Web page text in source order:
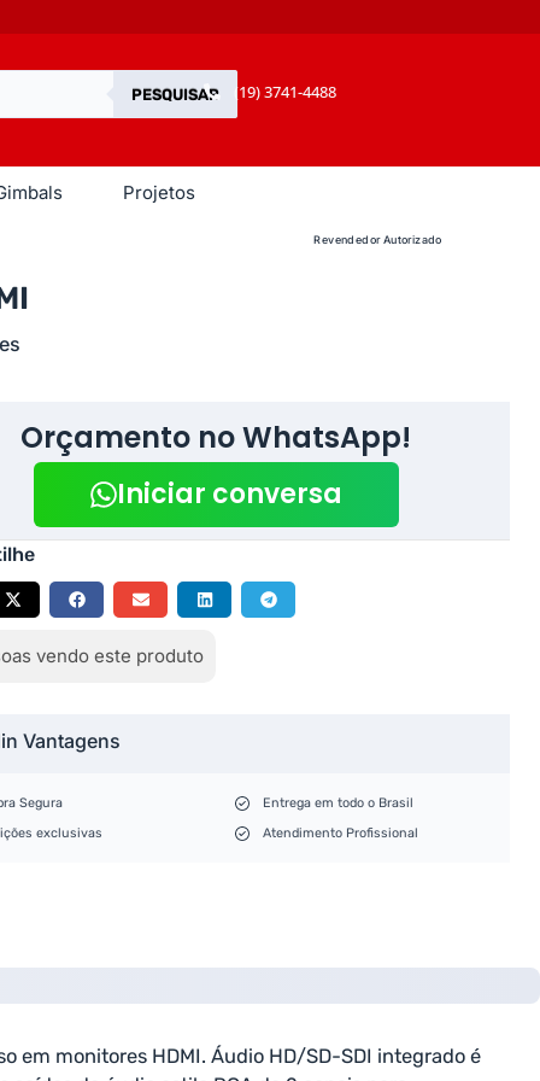
PESQUISAR (19) 3741-4488
Projetos
Revendedor Autorizado
Orçamento no WhatsApp!
Iniciar conversa
vendo este produto
Vantagens
Segura
exclusivas
Entrega em todo o Brasil
Atendimento Profissional
em monitores HDMI. Áudio HD/SD-SDI integrado é